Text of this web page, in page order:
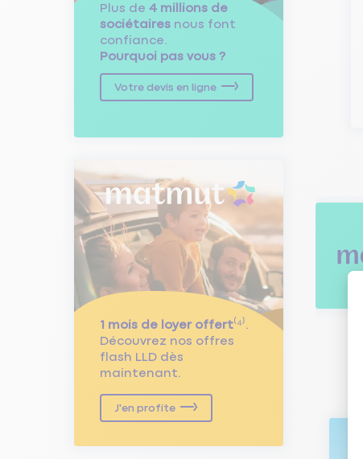
Plus de 4 millions de
sociétaires nous font
confiance.
Pourquoi pas vous ?
Votre devis en ligne
1 mois de loyer offert⁽⁴⁾.
Découvrez nos offres
flash LLD dès
maintenant.
J'en profite